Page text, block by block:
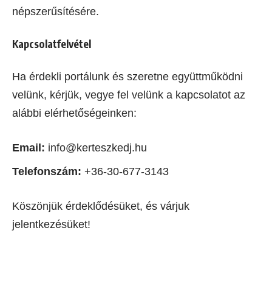
népszerűsítésére.
Kapcsolatfelvétel
Ha érdekli portálunk és szeretne együttműködni
velünk, kérjük, vegye fel velünk a kapcsolatot az
alábbi elérhetőségeinken:
Email: info@kerteszkedj.hu
Telefonszám: +36-30-677-3143
Köszönjük érdeklődésüket, és várjuk
jelentkezésüket!